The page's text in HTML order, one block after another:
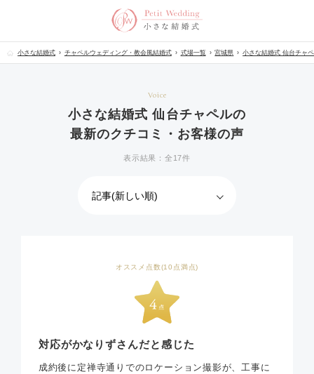
小さな結婚式 チャペルウェディング・教会風結婚式 式場一覧 宮城県 小さな結婚式 仙台チャ
Voice
小さな結婚式 仙台チャペルの
最新のクチコミ・お客様の声
表示結果：全17件
オススメ点数(10点満点)
対応がかなりずさんだと感じた
成約後に定禅寺通りでのロケーション撮影が、工事に